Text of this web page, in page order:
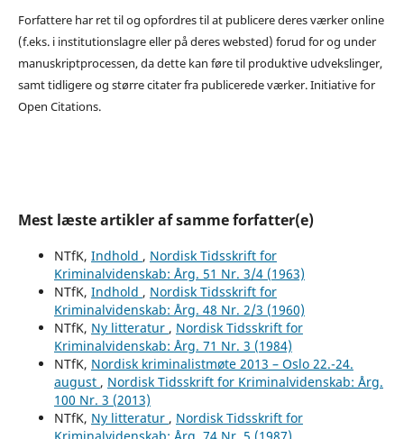
Forfattere har ret til og opfordres til at publicere deres værker online
(f.eks. i institutionslagre eller på deres websted) forud for og under
manuskriptprocessen, da dette kan føre til produktive udvekslinger,
samt tidligere og større citater fra publicerede værker. Initiative for
Open Citations.
Mest læste artikler af samme forfatter(e)
NTfK, Indhold , Nordisk Tidsskrift for
Kriminalvidenskab: Årg. 51 Nr. 3/4 (1963)
NTfK, Indhold , Nordisk Tidsskrift for
Kriminalvidenskab: Årg. 48 Nr. 2/3 (1960)
NTfK, Ny litteratur , Nordisk Tidsskrift for
Kriminalvidenskab: Årg. 71 Nr. 3 (1984)
NTfK, Nordisk kriminalistmøte 2013 – Oslo 22.-24.
august , Nordisk Tidsskrift for Kriminalvidenskab: Årg.
100 Nr. 3 (2013)
NTfK, Ny litteratur , Nordisk Tidsskrift for